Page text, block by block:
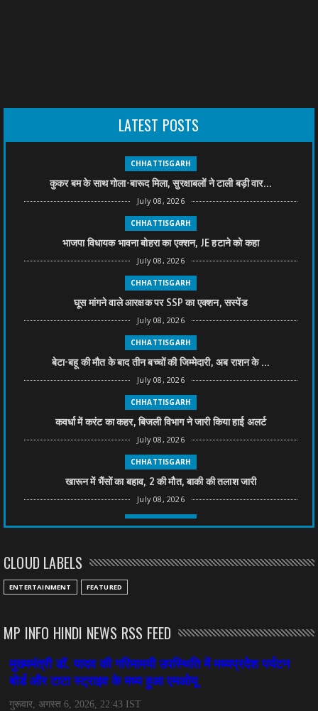
LATEST POSTS
CHHATTISGARH
कुकर बम के साथ गोला-बारूद मिला, सुरक्षाबलों ने टाली बड़ी वार...
July 08, 2026
CHHATTISGARH
भाजपा विधायक भावना बोहरा का एक्शन, JE हटाने को कहा
July 08, 2026
CHHATTISGARH
घूस मांगने वाले आरक्षक पर SSP का एक्शन, सस्पेंड
July 08, 2026
CHHATTISGARH
बेटा-बहू की मौत के बाद तीन बच्चों की जिम्मेदारी, अब राशन के ...
July 08, 2026
CHHATTISGARH
कवर्धा में करंट का कहर, बिजली विभाग ने जारी किया हाई अलर्ट
July 08, 2026
CHHATTISGARH
खारून में भैंसों का बहाव, 2 की मौत, बाकी की तलाश जारी
July 08, 2026
CHHATTISGARH
July 08, 2026
CHHATTISGARH
महादेव ऐप केस में बड़ा एक्शन, सौरभ चंद्राकर हिरासत में
July 08, 2026
CHHATTISGARH
CLOUD LABELS
ENTERTAINMENT FEATURED
MP INFO HINDI NEWS RSS FEED